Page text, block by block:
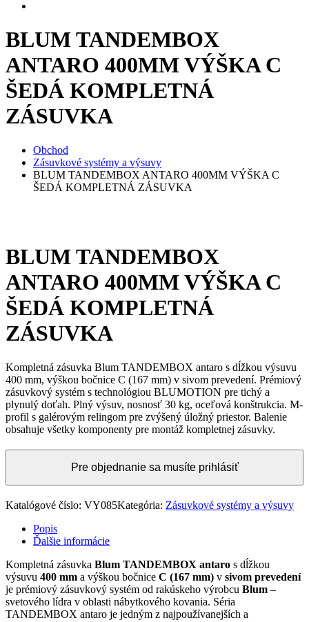
BLUM TANDEMBOX
ANTARO 400MM VÝŠKA C
ŠEDÁ KOMPLETNÁ
ZÁSUVKA
Obchod
Zásuvkové systémy a výsuvy
BLUM TANDEMBOX ANTARO 400MM VÝŠKA C
ŠEDÁ KOMPLETNÁ ZÁSUVKA
BLUM TANDEMBOX
ANTARO 400MM VÝŠKA C
ŠEDÁ KOMPLETNÁ
ZÁSUVKA
Kompletná zásuvka Blum TANDEMBOX antaro s dĺžkou výsuvu
400 mm, výškou bočnice C (167 mm) v sivom prevedení. Prémiový
zásuvkový systém s technológiou BLUMOTION pre tichý a
plynulý doťah. Plný výsuv, nosnosť 30 kg, oceľová konštrukcia. M-
profil s galérovým relingom pre zvýšený úložný priestor. Balenie
obsahuje všetky komponenty pre montáž kompletnej zásuvky.
Pre objednanie sa musíte prihlásiť
Katalógové číslo: VY085Kategória: Zásuvkové systémy a výsuvy
Popis
Ďalšie informácie
Kompletná zásuvka Blum TANDEMBOX antaro s dĺžkou
výsuvu 400 mm a výškou bočnice C (167 mm) v sivom prevedení
je prémiový zásuvkový systém od rakúskeho výrobcu Blum –
svetového lídra v oblasti nábytkového kovania. Séria
TANDEMBOX antaro je jedným z najpoužívanejších a